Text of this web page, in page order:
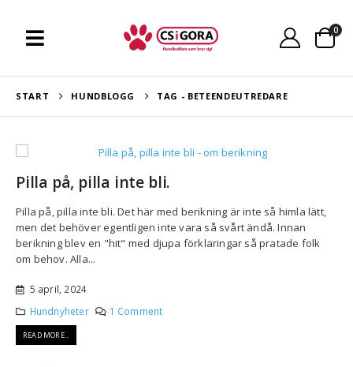
0
START HUNDBLOGG TAG - BETEENDEUTREDARE
Pilla på, pilla inte bli.
Pilla på, pilla inte bli. Det här med berikning är inte så himla lätt,
men det behöver egentligen inte vara så svårt ändå. Innan
berikning blev en "hit" med djupa förklaringar så pratade folk
om behov. Alla...
5 april, 2024
Hundnyheter
1 Comment
READ MORE...